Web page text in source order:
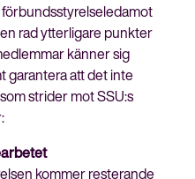
rad ytterligare punkter
känner sig
garantera att det inte
strider mot SSU:s
kommer resterande